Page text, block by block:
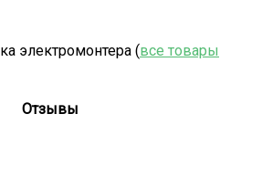
электромонтера (все товары
Отзывы